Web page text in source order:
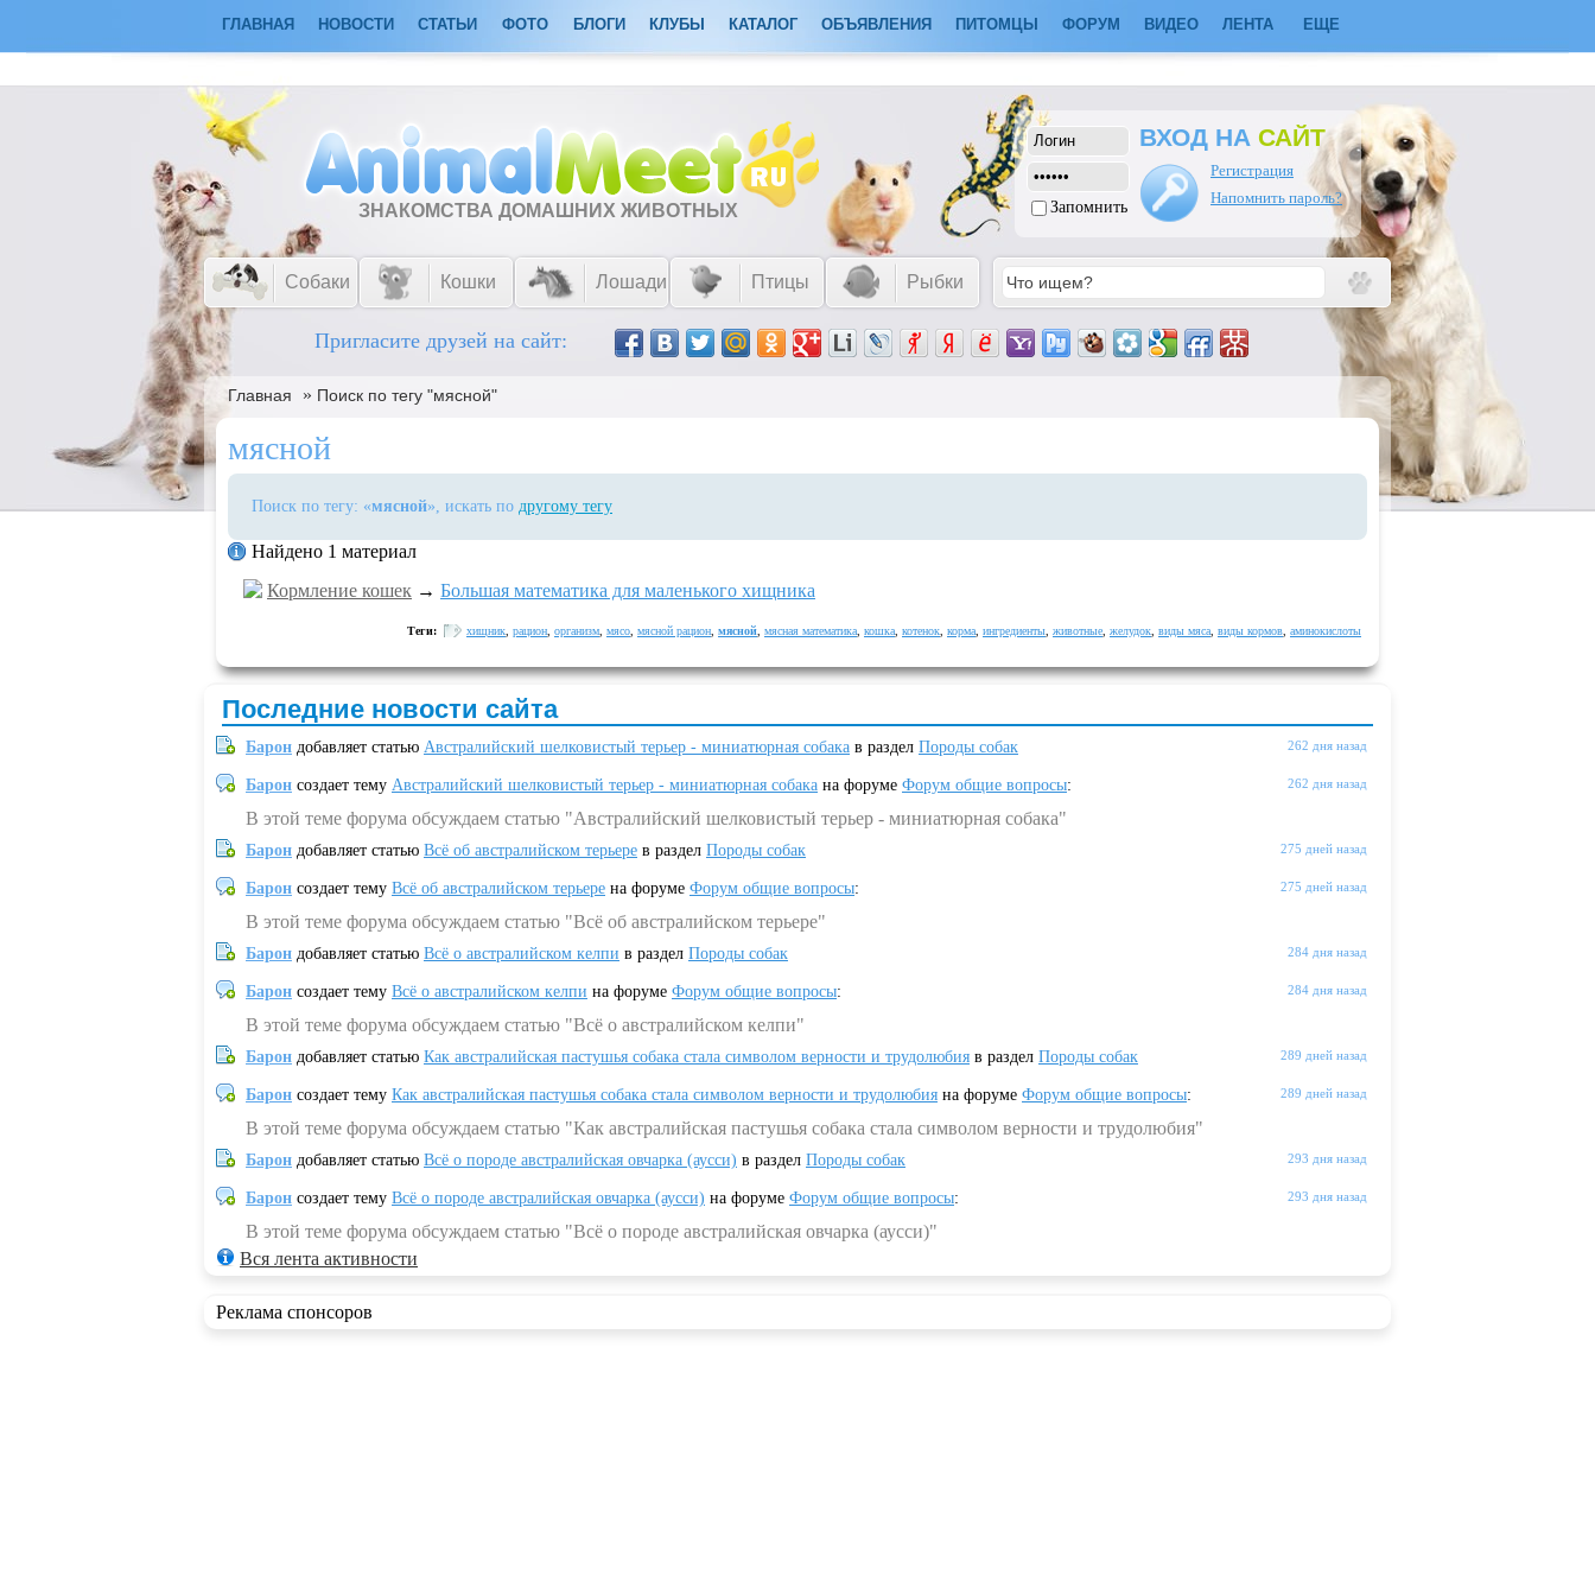
ГЛАВНАЯ НОВОСТИ СТАТЬИ ФОТО БЛОГИ КЛУБЫ КАТАЛОГ ОБЪЯВЛЕНИЯ ПИТОМЦЫ ФОРУМ ВИДЕО ЛЕНТА ЕЩЕ
ЗНАКОМСТВА ДОМАШНИХ ЖИВОТНЫХ Запомнить
ВХОД НА САЙТ
Регистрация
Напомнить пароль?
Собаки Кошки Лошади Птицы Рыбки
Пригласите друзей на сайт:
Главная » Поиск по тегу "мясной"
мясной
Поиск по тегу: «мясной», искать по другому тегу
Найдено 1 материал
Кормление кошек → Большая математика для маленького хищника
Теги: хищник рацион организм мясо мясной рацион мясной мясная математика кошка котенок корма ингредиенты животные желудок виды мяса виды кормов аминокислоты
Последние новости сайта
262 дня назад
Барон добавляет статью Австралийский шелковистый терьер - миниатюрная собака в раздел Породы собак
262 дня назад
Барон создает тему Австралийский шелковистый терьер - миниатюрная собака на форуме Форум общие вопросы:
В этой теме форума обсуждаем статью "Австралийский шелковистый терьер - миниатюрная собака"
275 дней назад
Барон добавляет статью Всё об австралийском терьере в раздел Породы собак
275 дней назад
Барон создает тему Всё об австралийском терьере на форуме Форум общие вопросы:
В этой теме форума обсуждаем статью "Всё об австралийском терьере"
284 дня назад
Барон добавляет статью Всё о австралийском келпи в раздел Породы собак
284 дня назад
Барон создает тему Всё о австралийском келпи на форуме Форум общие вопросы:
В этой теме форума обсуждаем статью "Всё о австралийском келпи"
289 дней назад
Барон добавляет статью Как австралийская пастушья собака стала символом верности и трудолюбия в раздел Породы собак
289 дней назад
Барон создает тему Как австралийская пастушья собака стала символом верности и трудолюбия на форуме Форум общие вопросы:
В этой теме форума обсуждаем статью "Как австралийская пастушья собака стала символом верности и трудолюбия"
293 дня назад
Барон добавляет статью Всё о породе австралийская овчарка (аусси) в раздел Породы собак
293 дня назад
Барон создает тему Всё о породе австралийская овчарка (аусси) на форуме Форум общие вопросы:
В этой теме форума обсуждаем статью "Всё о породе австралийская овчарка (аусси)"
Вся лента активности
Реклама спонсоров